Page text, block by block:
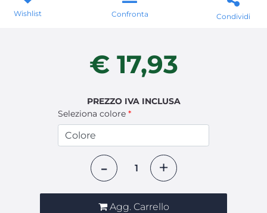
Wishlist Confronta Condividi
€ 17,93
PREZZO IVA INCLUSA
Seleziona colore*
Agg. Carrello